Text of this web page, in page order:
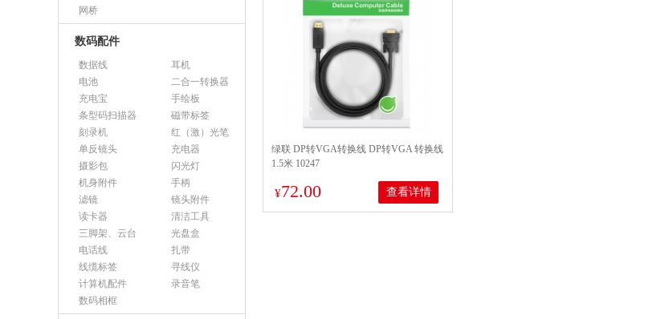
网桥
数码配件
数据线
耳机
电池
二合一转换器
充电宝
手绘板
条型码扫描器
磁带标签
刻录机
红（激）光笔
单反镜头
充电器
摄影包
闪光灯
机身附件
手柄
滤镜
镜头附件
读卡器
清洁工具
三脚架、云台
光盘盒
电话线
扎带
线缆标签
寻线仪
计算机配件
录音笔
数码相框
绿联 DP转VGA转换线 DP转VGA 转换线
1.5米 10247
¥72.00 查看详情